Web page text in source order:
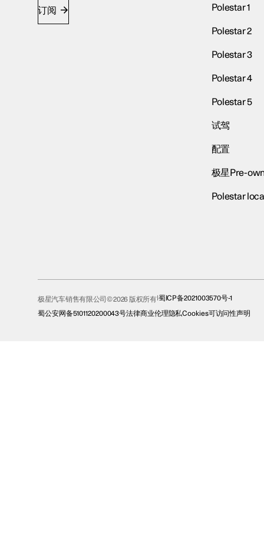
订阅 Polestar 1
Polestar 2
Polestar 3
Polestar 4
Polestar 5
试驾
配置
极星Pre-
Polestar
极星汽车销售有限公司© 2026 版权所有 蜀ICP备2021003570号-1
蜀公安网备5101120200043号法律商业伦理隐私Cookies可访问性声明